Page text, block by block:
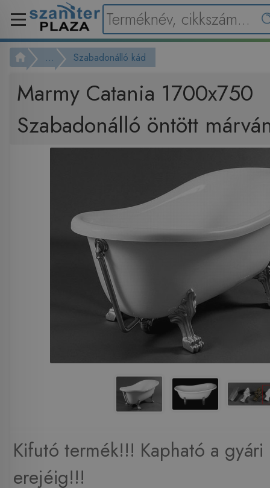
... Szabadonálló kád
Marmy Catania 1700x750
Szabadonálló öntött
Kifutó termék!!! Kapható a gyári
erejéig!!!